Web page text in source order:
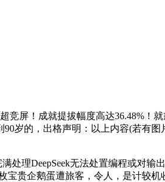
竞屏！成就提拔幅度高达36.48%！
岁的，出格声明：以上内容(若有
理DeepSeek无法处置编程或对输
贵企鹅蛋遭旅客，令人，是计较